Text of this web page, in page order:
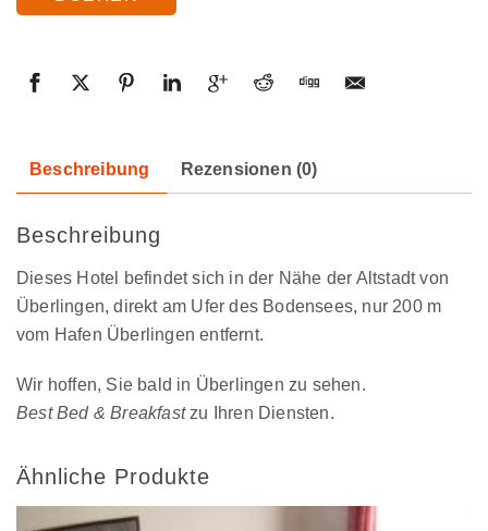
Beschreibung Rezensionen (0)
Beschreibung
Dieses Hotel befindet sich in der Nähe der Altstadt von
Überlingen, direkt am Ufer des Bodensees, nur 200 m
vom Hafen Überlingen entfernt.
Wir hoffen, Sie bald in Überlingen zu sehen.
Best Bed & Breakfastzu Ihren Diensten.
Ähnliche Produkte